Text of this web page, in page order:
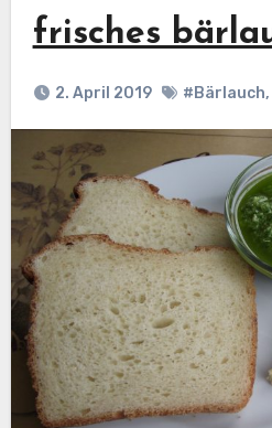
frisches
2. April 2019 #Bärlauch,